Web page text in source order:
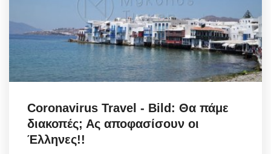
Coronavirus Travel - Bild: Θα πάμε
διακοπές; Ας αποφασίσουν οι
Έλληνες!!